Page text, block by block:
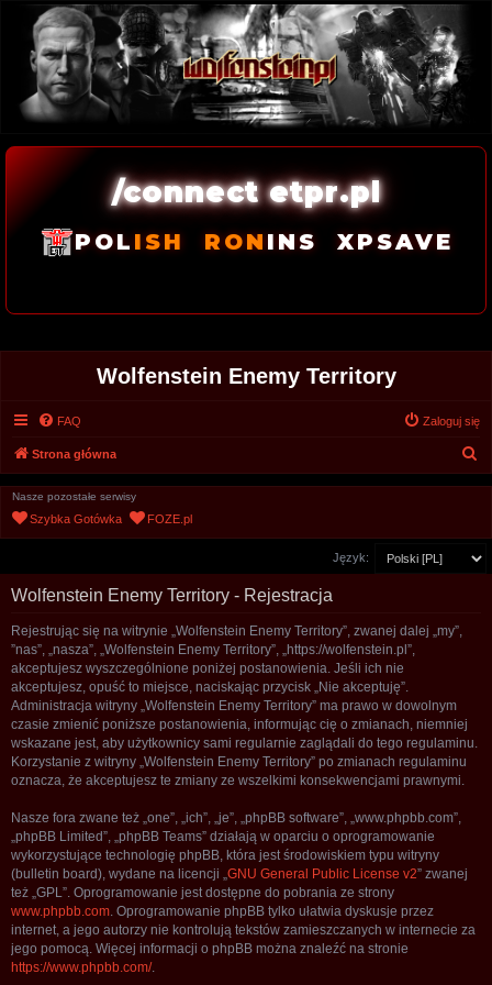
/connect etpr.pl
POL ISH RONINS XPSAVE
Wolfenstein Enemy Territory
FAQ Zaloguj się
Strona główna
a
Nasze pozostałe serwisy
Szybka Gotówka FOZE.pl
Język:
Wolfenstein Enemy Territory - Rejestracja
Rejestrując się na witrynie „Wolfenstein Enemy Territory”, zwanej dalej „my”,
”nas”, „nasza”, „Wolfenstein Enemy Territory”, „https://wolfenstein.pl”,
akceptujesz wyszczególnione poniżej postanowienia. Jeśli ich nie
akceptujesz, opuść to miejsce, naciskając przycisk „Nie akceptuję”.
Administracja witryny „Wolfenstein Enemy Territory” ma prawo w dowolnym
czasie zmienić poniższe postanowienia, informując cię o zmianach, niemniej
wskazane jest, aby użytkownicy sami regularnie zaglądali do tego regulaminu.
Korzystanie z witryny „Wolfenstein Enemy Territory” po zmianach regulaminu
oznacza, że akceptujesz te zmiany ze wszelkimi konsekwencjami prawnymi.
Nasze fora zwane też „one”, „ich”, „je”, „phpBB software”, „www.phpbb.com”,
„phpBB Limited”, „phpBB Teams” działają w oparciu o oprogramowanie
wykorzystujące technologię phpBB, która jest środowiskiem typu witryny
(bulletin board), wydane na licencji „ GNU General Public License v2” zwanej
też „GPL”. Oprogramowanie jest dostępne do pobrania ze strony
www.phpbb.com . Oprogramowanie phpBB tylko ułatwia dyskusje przez
internet, a jego autorzy nie kontrolują tekstów zamieszczanych w internecie za
jego pomocą. Więcej informacji o phpBB można znaleźć na stronie
https://www.phpbb.com/.